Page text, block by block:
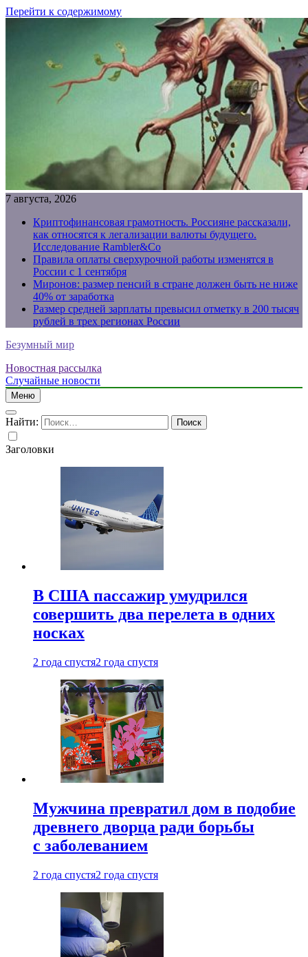
Перейти к содержимому
7 августа, 2026
Криптофинансовая грамотность. Россияне рассказали,
как относятся к легализации валюты будущего.
Исследование Rambler&Co
Правила оплаты сверхурочной работы изменятся в
России с 1 сентября
Миронов: размер пенсий в стране должен быть не ниже
40% от заработка
Размер средней зарплаты превысил отметку в 200 тысяч
рублей в трех регионах России
Безумный мир
Новостная рассылка
Случайные новости
Меню
Найти:
Заголовки
В США пассажир умудрился
совершить два перелета в одних
носках
2 года спустя2 года спустя
Мужчина превратил дом в подобие
древнего дворца ради борьбы
с заболеванием
2 года спустя2 года спустя